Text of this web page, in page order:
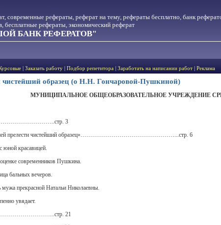
современные рефераты, реферат на тему, рефераты бесплатно, банк
бесплатные рефераты, экономический реферат
БАНК РЕФЕРАТОВ"
Заказать работу Подбор репетитора Заработать на написании работ Реклама
чистейший образец (о Н.Н. Гончаровой-Пушкиной)
МУНИЦИПАЛЬНОЕ ОБЩЕОБРАЗОВАТЕЛЬНОЕ УЧРЕЖДЕНИЕ
3
прелести чистейший образец»…………………………………………...стр. 6
юной красавицей.
современников Пушкина.
бальных вечеров.
прекрасной Натальи Николаевны.
увядает.
21